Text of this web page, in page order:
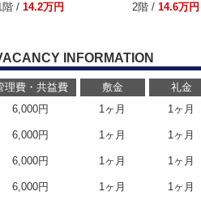
階 / 14.2万円
2階 / 14.6万円
INFORMATION
理費・共益費 敷金 礼金
6,000円 1ヶ月 1ヶ月
6,000円 1ヶ月 1ヶ月
6,000円 1ヶ月 1ヶ月
6,000円 1ヶ月 1ヶ月